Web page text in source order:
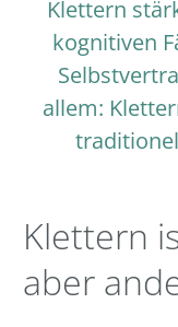
Wandern
Klettern & Yoga
Klettern
kognitiven
allem:
Klettern
aber